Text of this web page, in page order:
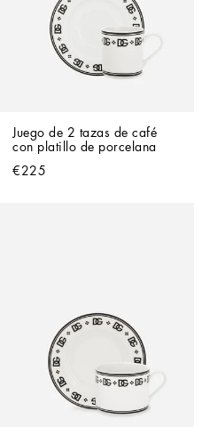
Juego de 2 tazas de café
con platillo de porcelana
€225